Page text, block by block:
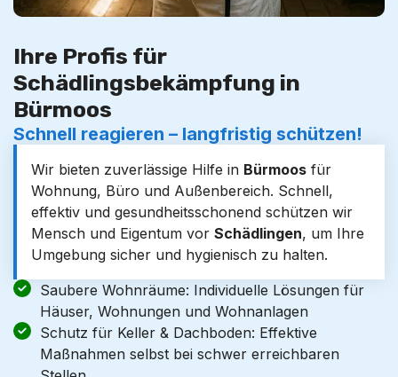
Ihre Profis für
Schädlingsbekämpfung in
Bürmoos
Schnell reagieren – langfristig schützen!
Wir bieten zuverlässige Hilfe in Bürmoos für
Wohnung, Büro und Außenbereich. Schnell,
effektiv und gesundheitsschonend schützen wir
Mensch und Eigentum vor Schädlingen, um Ihre
Umgebung sicher und hygienisch zu halten.
Saubere Wohnräume: Individuelle Lösungen für
Häuser, Wohnungen und Wohnanlagen
Schutz für Keller & Dachboden: Effektive
Maßnahmen selbst bei schwer erreichbaren